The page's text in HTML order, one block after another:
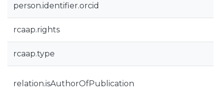
person.identifier.orcid
rcaap.rights
rcaap.type
relation.isAuthorOfPublication